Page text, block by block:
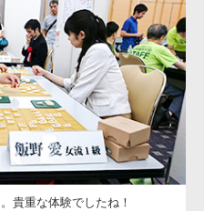
貴重な体験でしたね！